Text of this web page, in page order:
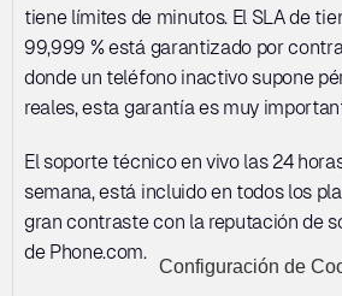
Configuración de
tiene límites de minutos. El SLA de
99,999 % está garantizado por
donde un teléfono inactivo supone
reales, esta garantía es muy
El soporte técnico en vivo las 24
semana, está incluido en todos los
gran contraste con la reputación de
de Phone.com.